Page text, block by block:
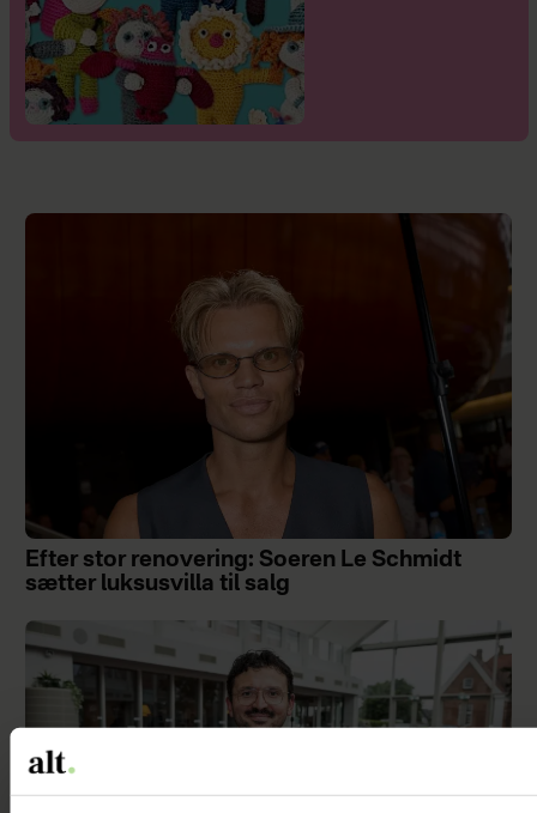
Efter stor renovering: Soeren Le Schmidt
sætter luksusvilla til salg